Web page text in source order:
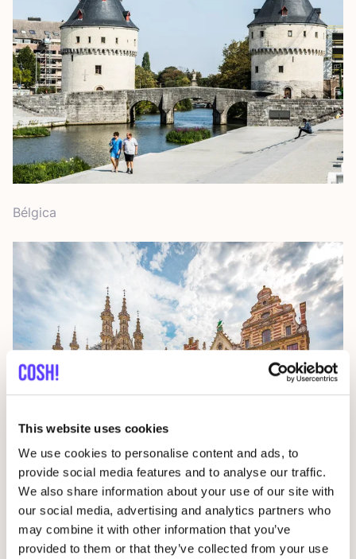
This website uses cookies
We use cookies to personalise content and ads, to
provide social media features and to analyse our traffic.
We also share information about your use of our site with
our social media, advertising and analytics partners who
may combine it with other information that you’ve
provided to them or that they’ve collected from your use
Bél­gi­ca
Lovaina
Bél­gi­ca